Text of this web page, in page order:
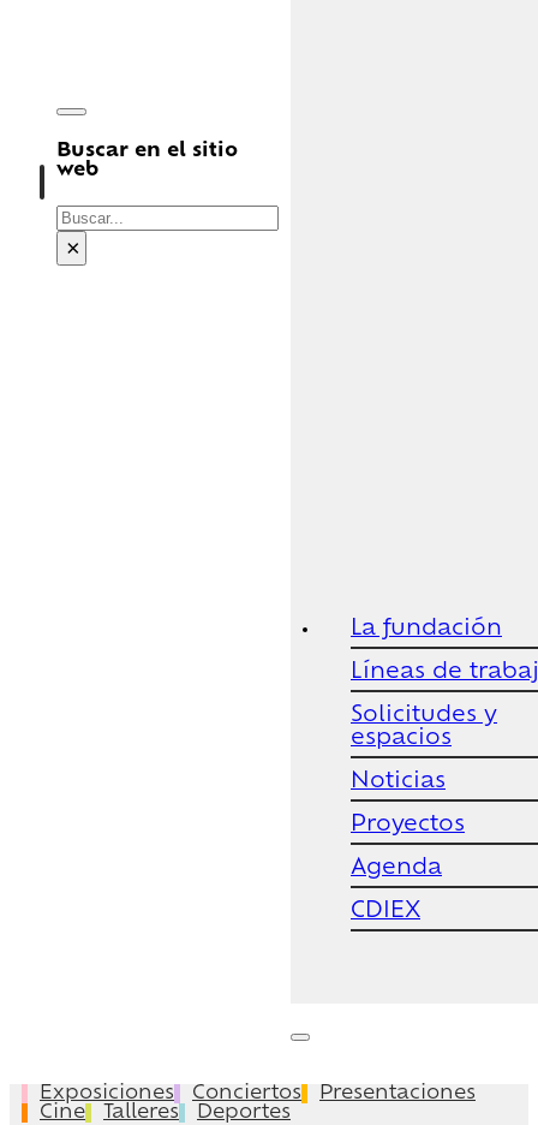
Buscar en el sitio
web
Buscar
×
La fundación
Líneas de
Solicitudes y
espacios
Noticias
Proyectos
Agenda
CDIEX
Exposiciones Conciertos
Presentaciones
Cine
Talleres Deportes